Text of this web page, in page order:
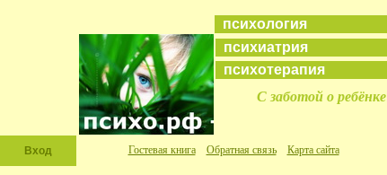
психология
психиатрия
психотерапия
С заботой о ребёнке
Вход Гостевая книга Обратная связь Карта сайта